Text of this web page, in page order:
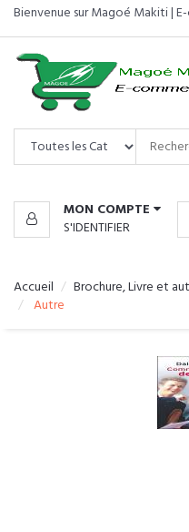
Bienvenue sur Magoé Makiti |
MON COMPTE
S'IDENTIFIER
CATÉGORIES
MENU
Accueil
Brochure, Livre et
Autre